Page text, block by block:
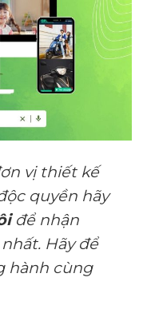
vị thiết kế
quyền hãy
để nhận
Hãy để
hành cùng